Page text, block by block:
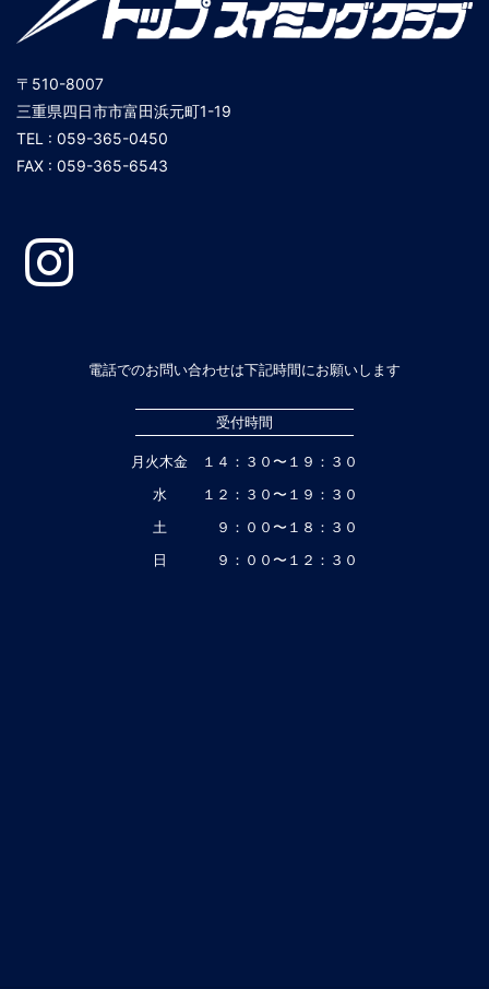
〒510-8007
三重県四日市市富田浜元町1-19
TEL : 059-365-0450
FAX : 059-365-6543
電話でのお問い合わせは下記時間にお願いします
受付時間
月火木金
１４：３０〜１９：３０
水
１２：３０〜１９：３０
土
９：００〜１８：３０
日
９：００〜１２：３０